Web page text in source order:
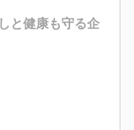
と健康も守る企